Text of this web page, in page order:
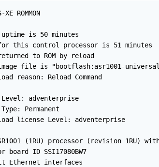
ROMMON
uptime is 50 minutes
this control processor is 51 minutes
to ROM by reload
image file is "bootflash:asr1001-
reason: Reload Command
Level: adventerprise
Permanent
license Level: adventerprise
(1RU) processor (revision 1RU)
board ID SSI17080BW7
Ethernet interfaces